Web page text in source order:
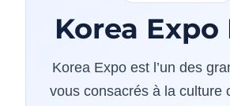
Korea Expo
Korea Expo est l’un des
vous consacrés à la culture